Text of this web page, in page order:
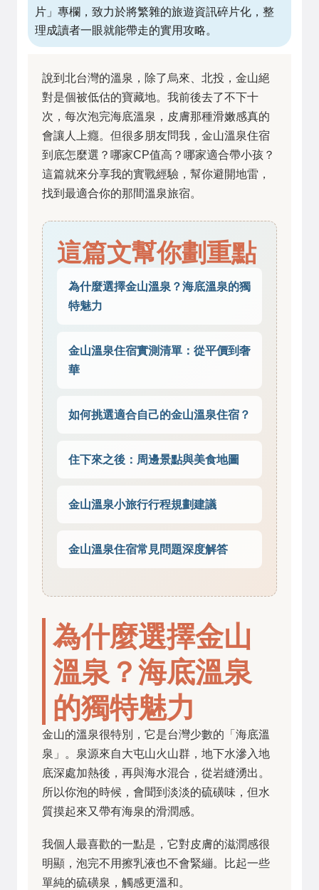
片」專欄，致力於將繁雜的旅遊資訊碎片化，整
理成讀者一眼就能帶走的實用攻略。
說到北台灣的溫泉，除了烏來、北投，金山絕
對是個被低估的寶藏地。我前後去了不下十
次，每次泡完海底溫泉，皮膚那種滑嫩感真的
會讓人上癮。但很多朋友問我，金山溫泉住宿
到底怎麼選？哪家CP值高？哪家適合帶小孩？
這篇就來分享我的實戰經驗，幫你避開地雷，
找到最適合你的那間溫泉旅宿。
這篇文幫你劃重點
為什麼選擇金山溫泉？海底溫泉的獨
特魅力
金山溫泉住宿實測清單：從平價到奢
華
如何挑選適合自己的金山溫泉住宿？
住下來之後：周邊景點與美食地圖
金山溫泉小旅行行程規劃建議
金山溫泉住宿常見問題深度解答
為什麼選擇金山
溫泉？海底溫泉
的獨特魅力
金山的溫泉很特別，它是台灣少數的「海底溫
泉」。泉源來自大屯山火山群，地下水滲入地
底深處加熱後，再與海水混合，從岩縫湧出。
所以你泡的時候，會聞到淡淡的硫磺味，但水
質摸起來又帶有海泉的滑潤感。
我個人最喜歡的一點是，它對皮膚的滋潤感很
明顯，泡完不用擦乳液也不會緊繃。比起一些
單純的硫磺泉，觸感更溫和。